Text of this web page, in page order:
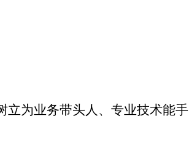
立为业务带头人、专业技术能手